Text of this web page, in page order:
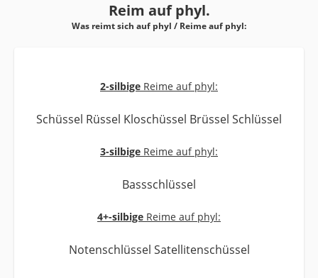
Reim aufphyl.
Was reimt sich auf phyl / Reime auf phyl:
2-silbige Reime auf phyl:
Schüssel Rüssel Kloschüssel Brüssel Schlüssel
3-silbige Reime auf phyl:
Bassschlüssel
4+-silbige Reime auf phyl:
Notenschlüssel Satellitenschüssel